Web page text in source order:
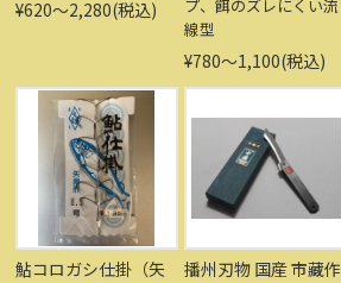
¥620〜2,280(税込)
プ、餌のズレにくい流
線型
¥780〜1,100(税込)
鮎コロガシ仕掛（矢
播州刃物 国産 市藏作